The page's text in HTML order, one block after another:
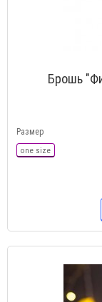
Брошь
Размер
one size